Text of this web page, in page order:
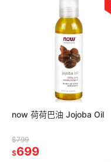
now 荷荷巴油 Jojoba Oil
$799
$699